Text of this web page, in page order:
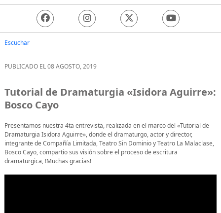
Escuchar
PUBLICADO EL 08 AGOSTO, 2019
Tutorial de Dramaturgia «Isidora Aguirre»:
Bosco Cayo
Presentamos nuestra 4ta entrevista, realizada en el marco del «Tutorial de
Dramaturgia Isidora Aguirre», donde el dramaturgo, actor y director,
integrante de Compañía Limitada, Teatro Sin Dominio y Teatro La Malaclase,
Bosco Cayo, compartio sus visión sobre el proceso de escritura
dramaturgica, !Muchas gracias!